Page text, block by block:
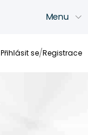
Menu
Přihlásit se/Registrace